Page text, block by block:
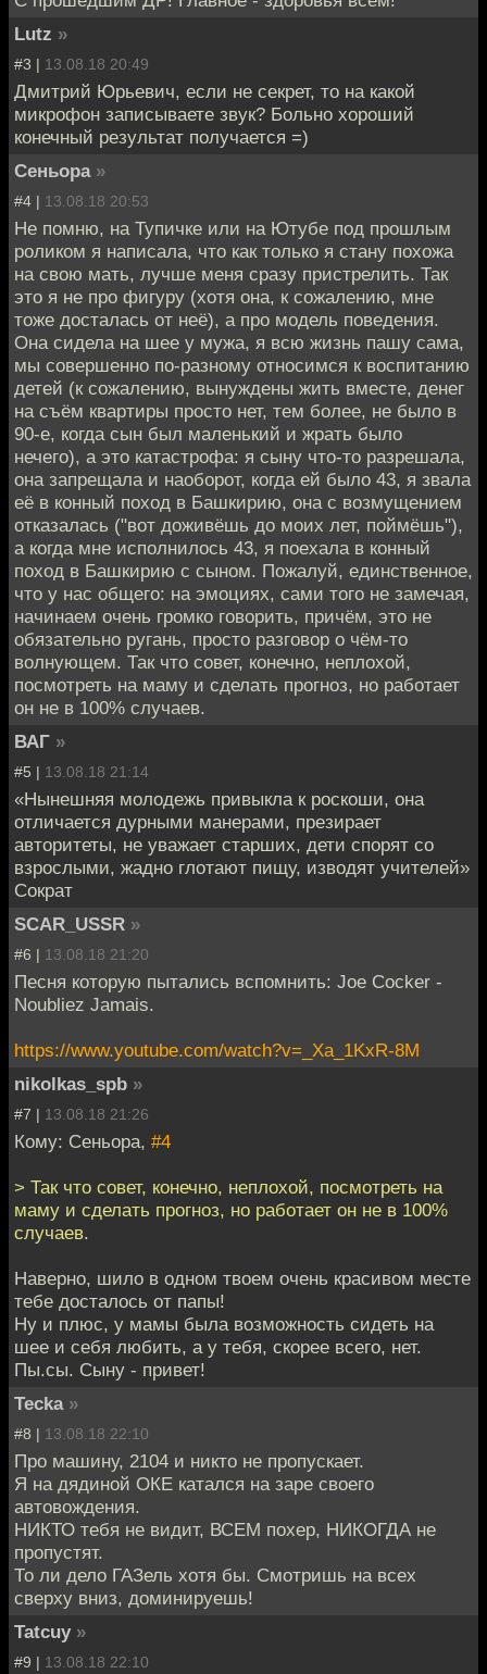
Lutz »
#3 | 13.08.18 20:49
Дмитрий Юрьевич, если не секрет, то на какой
микрофон записываете звук? Больно хороший
конечный результат получается =)
Сеньора »
#4 | 13.08.18 20:53
Не помню, на Тупичке или на Ютубе под прошлым
роликом я написала, что как только я стану похожа
на свою мать, лучше меня сразу пристрелить. Так
это я не про фигуру (хотя она, к сожалению, мне
тоже досталась от неё), а про модель поведения.
Она сидела на шее у мужа, я всю жизнь пашу сама,
мы совершенно по-разному относимся к воспитанию
детей (к сожалению, вынуждены жить вместе, денег
на съём квартиры просто нет, тем более, не было в
90-е, когда сын был маленький и жрать было
нечего), а это катастрофа: я сыну что-то разрешала,
она запрещала и наоборот, когда ей было 43, я звала
её в конный поход в Башкирию, она с возмущением
отказалась ("вот доживёшь до моих лет, поймёшь"),
а когда мне исполнилось 43, я поехала в конный
поход в Башкирию с сыном. Пожалуй, единственное,
что у нас общего: на эмоциях, сами того не замечая,
начинаем очень громко говорить, причём, это не
обязательно ругань, просто разговор о чём-то
волнующем. Так что совет, конечно, неплохой,
посмотреть на маму и сделать прогноз, но работает
он не в 100% случаев.
ВАГ »
#5 | 13.08.18 21:14
«Нынешняя молодежь привыкла к роскоши, она
отличается дурными манерами, презирает
авторитеты, не уважает старших, дети спорят со
взрослыми, жадно глотают пищу, изводят учителей»
Сократ
SCAR_USSR »
#6 | 13.08.18 21:20
Песня которую пытались вспомнить: Joe Cocker -
Noubliez Jamais.
https://www.youtube.com/watch?v=_Xa_1KxR-8M
nikolkas_spb »
#7 | 13.08.18 21:26
Кому: Сеньора, #4
> Так что совет, конечно, неплохой, посмотреть на
маму и сделать прогноз, но работает он не в 100%
случаев.
Наверно, шило в одном твоем очень красивом месте
тебе досталось от папы!
Ну и плюс, у мамы была возможность сидеть на
шее и себя любить, а у тебя, скорее всего, нет.
Пы.сы. Сыну - привет!
Tecka »
#8 | 13.08.18 22:10
Про машину, 2104 и никто не пропускает.
Я на дядиной ОКЕ катался на заре своего
автовождения.
НИКТО тебя не видит, ВСЕМ похер, НИКОГДА не
пропустят.
То ли дело ГАЗель хотя бы. Смотришь на всех
сверху вниз, доминируешь!
Tatcuy »
#9 | 13.08.18 22:10